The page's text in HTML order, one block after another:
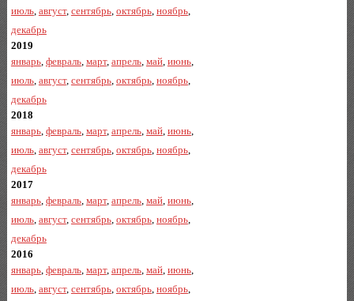
июль, август, сентябрь, октябрь, ноябрь,
декабрь
2019
январь, февраль, март, апрель, май, июнь,
июль, август, сентябрь, октябрь, ноябрь,
декабрь
2018
январь, февраль, март, апрель, май, июнь,
июль, август, сентябрь, октябрь, ноябрь,
декабрь
2017
январь, февраль, март, апрель, май, июнь,
июль, август, сентябрь, октябрь, ноябрь,
декабрь
2016
январь, февраль, март, апрель, май, июнь,
июль, август, сентябрь, октябрь, ноябрь,